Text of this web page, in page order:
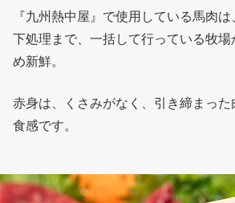
『九州熱中屋』で使用している馬肉
下処理まで、一括して行っている牧
め新鮮。
赤身は、くさみがなく、引き締まっ
食感です。